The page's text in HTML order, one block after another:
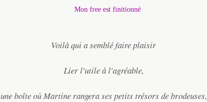
Voilà qui a semblé faire plaisir
Lier l'utile à l'agréable,
une boîte où Martine rangera ses petits trésors de brodeuses,